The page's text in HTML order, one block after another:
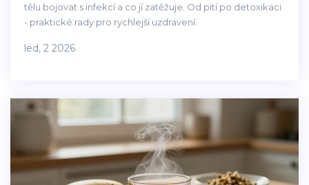
tělu bojovat s infekcí a co jí zatěžuje. Od pití po detoxikaci
- praktické rady pro rychlejší uzdravení.
led, 2 2026